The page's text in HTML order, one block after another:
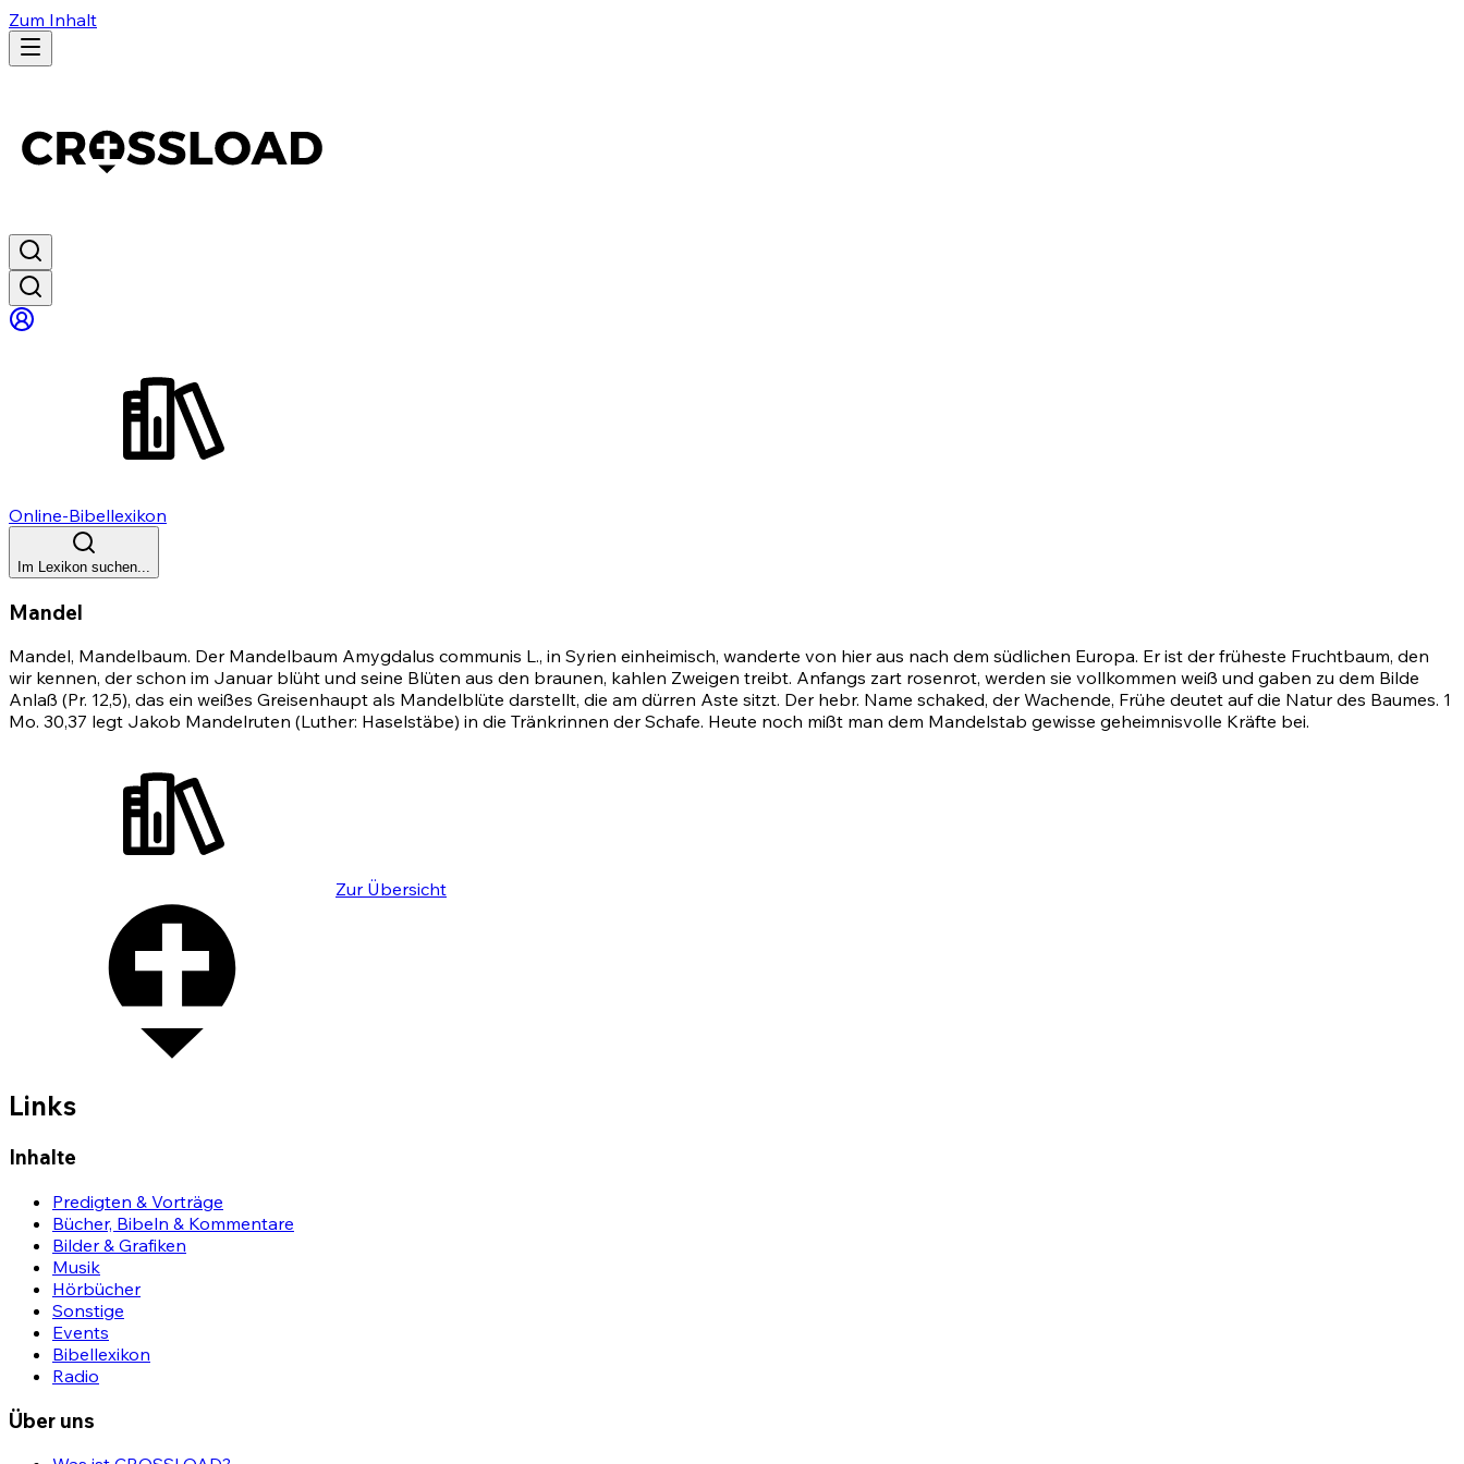
Zum Inhalt
Online-Bibellexikon
Im Lexikon suchen...
Mandel
Mandel, Mandelbaum. Der Mandelbaum Amygdalus communis L., in Syrien einheimisch, wanderte von hier aus nach dem südlichen Europa. Er ist der früheste Fruchtbaum, den
wir kennen, der schon im Januar blüht und seine Blüten aus den braunen, kahlen Zweigen treibt. Anfangs zart rosenrot, werden sie vollkommen weiß und gaben zu dem Bilde
Anlaß (Pr. 12,5), das ein weißes Greisenhaupt als Mandelblüte darstellt, die am dürren Aste sitzt. Der hebr. Name schaked, der Wachende, Frühe deutet auf die Natur des Baumes. 1
Mo. 30,37 legt Jakob Mandelruten (Luther: Haselstäbe) in die Tränkrinnen der Schafe. Heute noch mißt man dem Mandelstab gewisse geheimnisvolle Kräfte bei.
Zur Übersicht
Links
Inhalte
Predigten & Vorträge
Bücher, Bibeln & Kommentare
Bilder & Grafiken
Musik
Hörbücher
Sonstige
Events
Bibellexikon
Radio
Über uns